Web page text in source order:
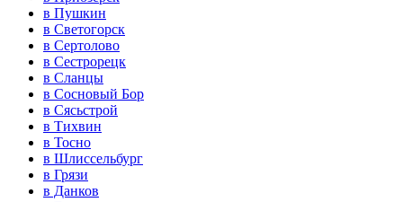
в Пушкин
в Светогорск
в Сертолово
в Сестрорецк
в Сланцы
в Сосновый Бор
в Сясьстрой
в Тихвин
в Тосно
в Шлиссельбург
в Грязи
в Данков